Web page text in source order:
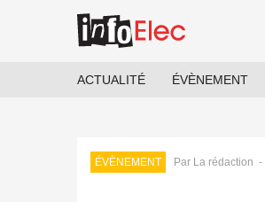
Navigation
ACTUALITÉ ÉVÈNEMENT
ÉVÈNEMENT Par La rédaction -